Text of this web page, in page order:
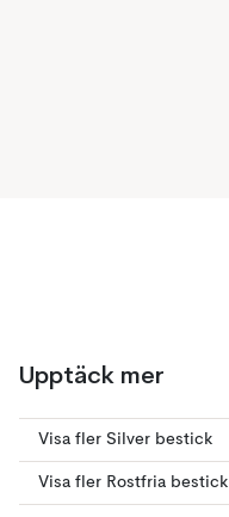
Upptäck mer
Visa fler Silver bestick
Visa fler Rostfria bestick